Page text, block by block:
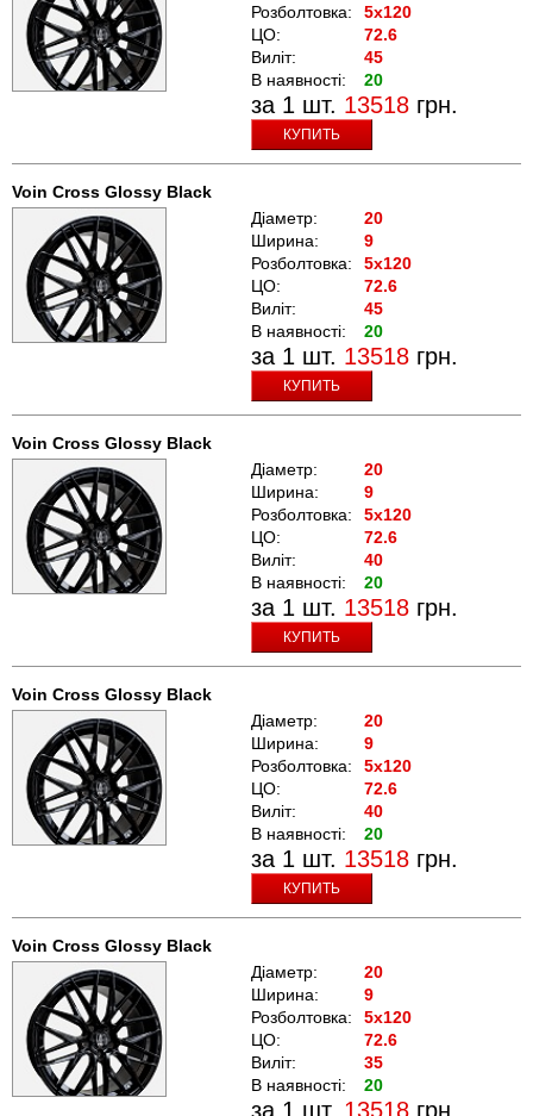
Розболтовка:
5x120
ЦО:
72.6
Виліт:
45
В наявності:
20
за 1 шт. 13518 грн.
КУПИТЬ
Voin Cross Glossy Black
Діаметр:
20
Ширина:
9
Розболтовка:
5x120
ЦО:
72.6
Виліт:
45
В наявності:
20
за 1 шт. 13518 грн.
КУПИТЬ
Voin Cross Glossy Black
Діаметр:
20
Ширина:
9
Розболтовка:
5x120
ЦО:
72.6
Виліт:
40
В наявності:
20
за 1 шт. 13518 грн.
КУПИТЬ
Voin Cross Glossy Black
Діаметр:
20
Ширина:
9
Розболтовка:
5x120
ЦО:
72.6
Виліт:
40
В наявності:
20
за 1 шт. 13518 грн.
КУПИТЬ
Voin Cross Glossy Black
Діаметр:
20
Ширина:
9
Розболтовка:
5x120
ЦО:
72.6
Виліт:
35
В наявності:
20
за 1 шт. 13518 грн.